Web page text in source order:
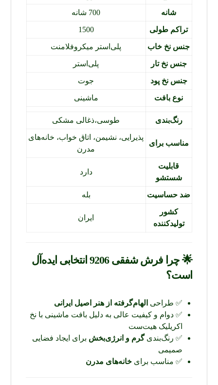
شانه 700 شانه
تراکم طولی 1500
جنس نخ خاب پلی‌استر میکروفلامنت
جنس نخ تار پلی‌استر
جنس نخ پود جوت
نوع بافت ماشینی
رنگ‌بندی طوسی،ذغالی مشکی
مناسب برای
پذیرایی، نشیمن، اتاق خواب، خانه‌های
مدرن
قابلیت
شستشو
دارد
ضد حساسیت بله
کشور
تولیدکننده
ایران
🌟 چرا فرش شفقی 9206 انتخابی ایده‌آل
است؟
✅ طراحی الهام‌گرفته از هنر اصیل ایرانی
✅ دوام و کیفیت عالی به دلیل بافت ماشینی با نخ
اکریلیک هیت‌ست
✅ رنگ‌بندیگرم و انرژی‌بخش برای ایجاد فضایی
صمیمی
✅ مناسب برایخانه‌های مدرن